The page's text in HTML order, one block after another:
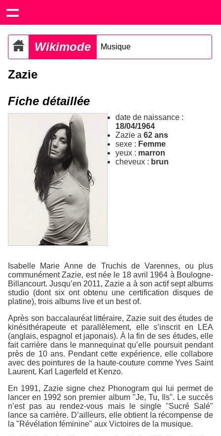
Wikimode Musique
Zazie
Fiche détaillée
date de naissance :
18/04/1964
Zazie a 62 ans
sexe : Femme
yeux : marron
cheveux : brun
Isabelle Marie Anne de Truchis de Varennes, ou plus
communément Zazie, est née le 18 avril 1964 à Boulogne-
Billancourt. Jusqu’en 2011, Zazie a à son actif sept albums
studio (dont six ont obtenu une certification disques de
platine), trois albums live et un best of.
Après son baccalauréat littéraire, Zazie suit des études de
kinésithérapeute et parallèlement, elle s’inscrit en LEA
(anglais, espagnol et japonais). À la fin de ses études, elle
fait carrière dans le mannequinat qu’elle poursuit pendant
près de 10 ans. Pendant cette expérience, elle collabore
avec des pointures de la haute-couture comme Yves Saint
Laurent, Karl Lagerfeld et Kenzo.
En 1991, Zazie signe chez Phonogram qui lui permet de
lancer en 1992 son premier album "Je, Tu, Ils". Le succès
n’est pas au rendez-vous mais le single "Sucré Salé"
lance sa carrière. D’ailleurs, elle obtient la récompense de
la "Révélation féminine" aux Victoires de la musique.